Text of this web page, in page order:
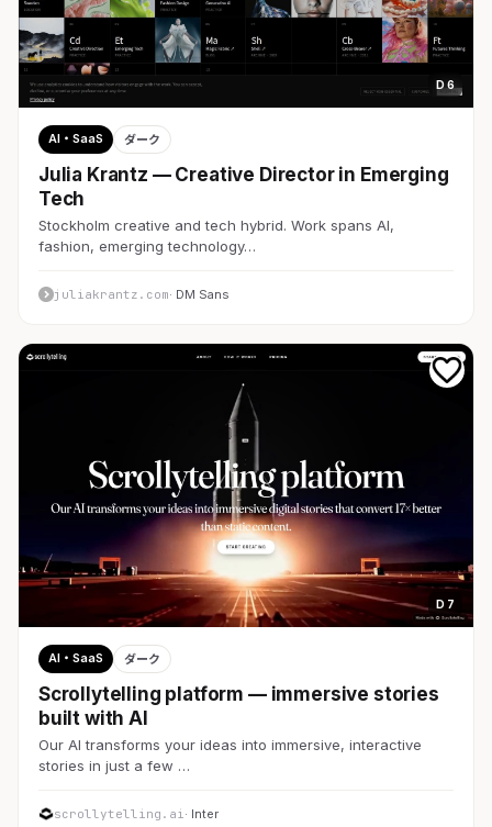
D 6
AI・SaaS ダーク
Julia Krantz — Creative Director in Emerging
Tech
Stockholm creative and tech hybrid. Work spans AI,
fashion, emerging technology…
juliakrantz.com· DM Sans
D 7
AI・SaaS ダーク
Scrollytelling platform — immersive stories
built with AI
Our AI transforms your ideas into immersive, interactive
stories in just a few …
scrollytelling.ai· Inter